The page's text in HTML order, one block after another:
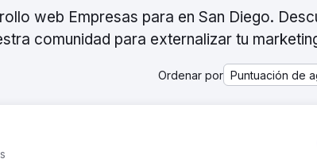
web Empresas para en San Diego.
comunidad para externalizar tu
Ordenar por Puntuación de